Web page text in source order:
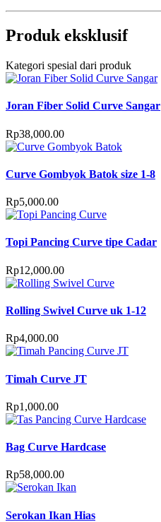
Produk eksklusif
Kategori spesial dari produk
Joran Fiber Solid Curve Sangar
Rp38,000.00
Curve Gombyok Batok size 1-8
Rp5,000.00
Topi Pancing Curve tipe Cadar
Rp12,000.00
Rolling Swivel Curve uk 1-12
Rp4,000.00
Timah Curve JT
Rp1,000.00
Bag Curve Hardcase
Rp58,000.00
Serokan Ikan Hias